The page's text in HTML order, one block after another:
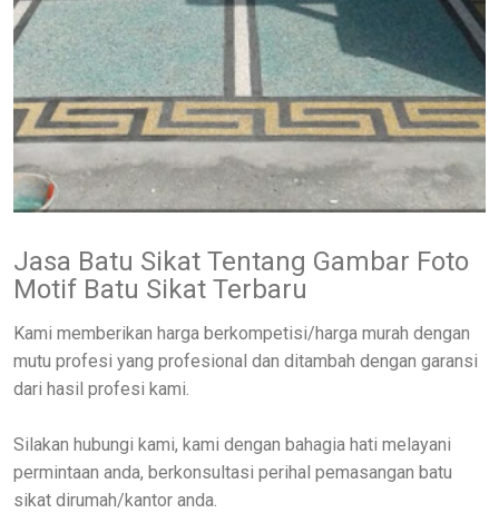
Jasa Batu Sikat Tentang Gambar Foto
Motif Batu Sikat Terbaru
Kami memberikan harga berkompetisi/harga murah dengan
mutu profesi yang profesional dan ditambah dengan garansi
dari hasil profesi kami.
Silakan hubungi kami, kami dengan bahagia hati melayani
permintaan anda, berkonsultasi perihal pemasangan batu
sikat dirumah/kantor anda.